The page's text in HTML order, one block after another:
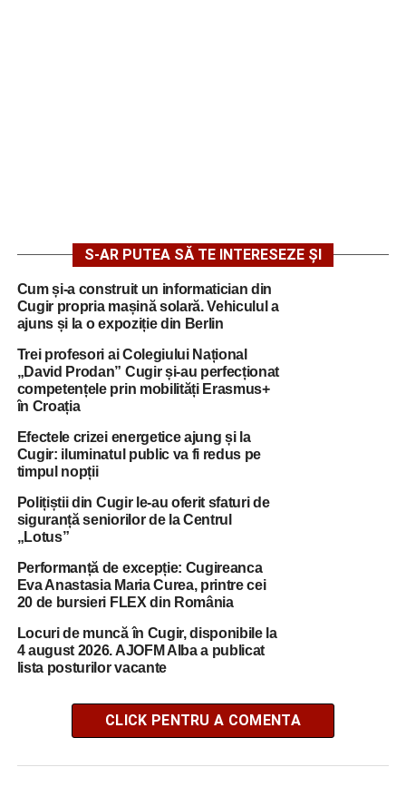
S-AR PUTEA SĂ TE INTERESEZE ȘI
Cum și-a construit un informatician din
Cugir propria mașină solară. Vehiculul a
ajuns și la o expoziție din Berlin
Trei profesori ai Colegiului Național
„David Prodan” Cugir și-au perfecționat
competențele prin mobilități Erasmus+
în Croația
Efectele crizei energetice ajung și la
Cugir: iluminatul public va fi redus pe
timpul nopții
Polițiștii din Cugir le-au oferit sfaturi de
siguranță seniorilor de la Centrul
„Lotus”
Performanță de excepție: Cugireanca
Eva Anastasia Maria Curea, printre cei
20 de bursieri FLEX din România
Locuri de muncă în Cugir, disponibile la
4 august 2026. AJOFM Alba a publicat
lista posturilor vacante
CLICK PENTRU A COMENTA